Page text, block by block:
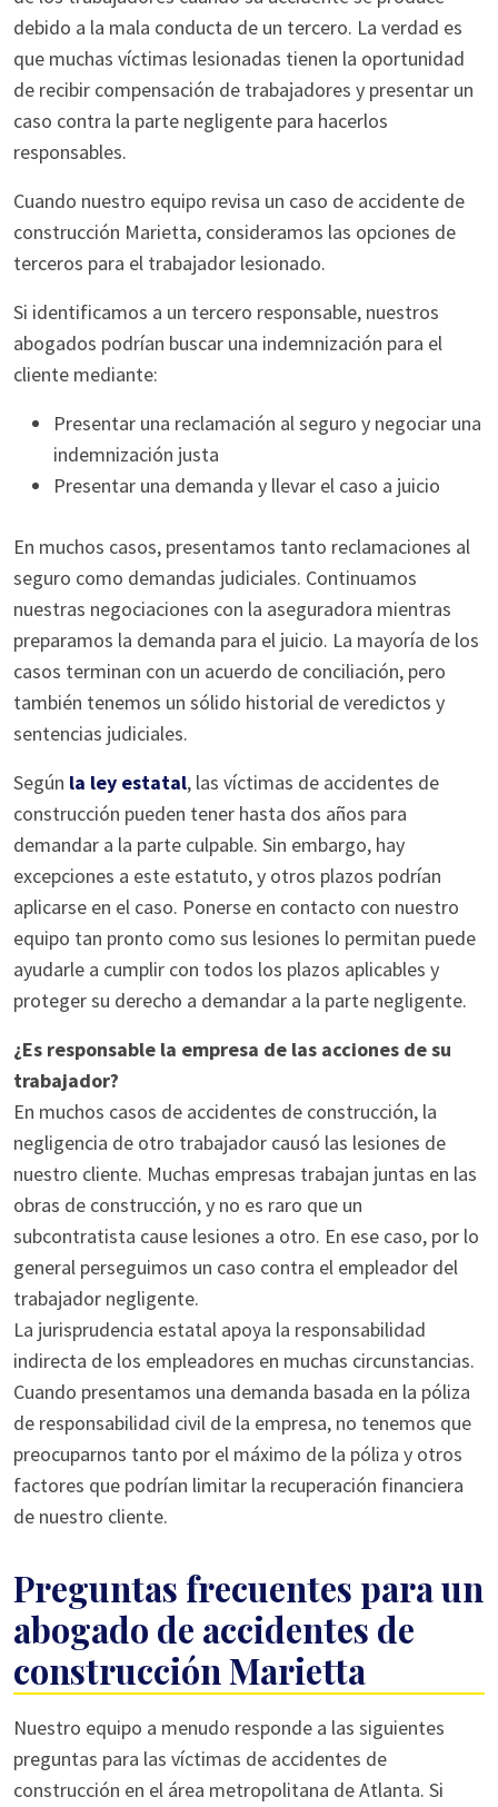
debido a la mala conducta de un tercero. La verdad es
que muchas víctimas lesionadas tienen la oportunidad
de recibir compensación de trabajadores y presentar un
caso contra la parte negligente para hacerlos
responsables.
Cuando nuestro equipo revisa un caso de accidente de
construcción Marietta, consideramos las opciones de
terceros para el trabajador lesionado.
Si identificamos a un tercero responsable, nuestros
abogados podrían buscar una indemnización para el
cliente mediante:
Presentar una reclamación al seguro y negociar una
indemnización justa
Presentar una demanda y llevar el caso a juicio
En muchos casos, presentamos tanto reclamaciones al
seguro como demandas judiciales. Continuamos
nuestras negociaciones con la aseguradora mientras
preparamos la demanda para el juicio. La mayoría de los
casos terminan con un acuerdo de conciliación, pero
también tenemos un sólido historial de veredictos y
sentencias judiciales.
Según la ley estatal, las víctimas de accidentes de
construcción pueden tener hasta dos años para
demandar a la parte culpable. Sin embargo, hay
excepciones a este estatuto, y otros plazos podrían
aplicarse en el caso. Ponerse en contacto con nuestro
equipo tan pronto como sus lesiones lo permitan puede
ayudarle a cumplir con todos los plazos aplicables y
proteger su derecho a demandar a la parte negligente.
¿Es responsable la empresa de las acciones de su
trabajador?
En muchos casos de accidentes de construcción, la
negligencia de otro trabajador causó las lesiones de
nuestro cliente. Muchas empresas trabajan juntas en las
obras de construcción, y no es raro que un
subcontratista cause lesiones a otro. En ese caso, por lo
general perseguimos un caso contra el empleador del
trabajador negligente.
La jurisprudencia estatal apoya la responsabilidad
indirecta de los empleadores en muchas circunstancias.
Cuando presentamos una demanda basada en la póliza
de responsabilidad civil de la empresa, no tenemos que
preocuparnos tanto por el máximo de la póliza y otros
factores que podrían limitar la recuperación financiera
de nuestro cliente.
Preguntas frecuentes para un
abogado de accidentes de
construcción Marietta
Nuestro equipo a menudo responde a las siguientes
preguntas para las víctimas de accidentes de
construcción en el área metropolitana de Atlanta. Si